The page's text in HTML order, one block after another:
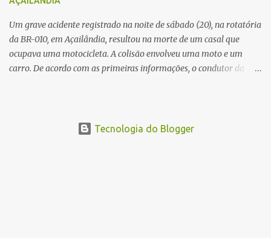
Um grave acidente registrado na noite de sábado (20), na rotatória
da BR-010, em Açailândia, resultou na morte de um casal que
ocupava uma motocicleta. A colisão envolveu uma moto e um
carro. De acordo com as primeiras informações, o condutor da
não resistiu aos ferimentos e veio a óbito. Uma das vítimas foi
Tecnologia do Blogger